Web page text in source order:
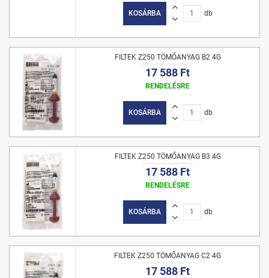
KOSÁRBA db
FILTEK Z250 TÖMŐANYAG B2 4G
17 588 Ft
RENDELÉSRE
KOSÁRBA db
FILTEK Z250 TÖMŐANYAG B3 4G
17 588 Ft
RENDELÉSRE
KOSÁRBA db
FILTEK Z250 TÖMŐANYAG C2 4G
17 588 Ft